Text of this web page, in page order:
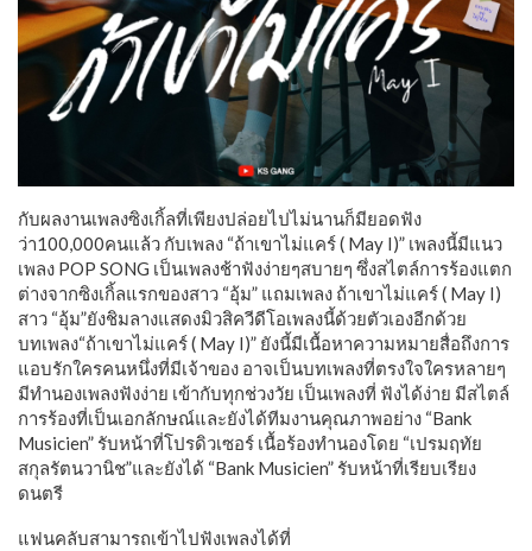
กับผลงานเพลงซิงเกิ้ลที่เพียงปล่อยไปไม่นานก็มียอดฟัง
ว่า100,000คนแล้ว กับเพลง “ถ้าเขาไม่แคร์ ( May I)” เพลงนี้มีแนว
เพลง POP SONG เป็นเพลงช้าฟังง่ายๆสบายๆ ซึ่งสไตล์การร้องแตก
ต่างจากซิงเกิ้ลแรกของสาว “อุ้ม” แถมเพลง ถ้าเขาไม่แคร์ ( May I)
สาว “อุ้ม”ยังชิมลางแสดงมิวสิควีดีโอเพลงนี้ด้วยตัวเองอีกด้วย
บทเพลง“ถ้าเขาไม่แคร์ ( May I)” ยังนี้มีเนื้อหาความหมายสื่อถึงการ
แอบรักใครคนหนึ่งที่มีเจ้าของ อาจเป็นบทเพลงที่ตรงใจใครหลายๆ
มีทำนองเพลงฟังง่าย เข้ากับทุกช่วงวัย เป็นเพลงที่ ฟังได้ง่าย มีสไตล์
การร้องที่เป็นเอกลักษณ์และยังได้ทีมงานคุณภาพอย่าง “Bank
Musicien” รับหน้าที่โปรดิวเซอร์ เนื้อร้องทำนองโดย “เปรมฤทัย
สกุลรัตนวานิช”และยังได้ “Bank Musicien” รับหน้าที่เรียบเรียง
ดนตรี
แฟนคลับสามารถเข้าไปฟังเพลงได้ที่